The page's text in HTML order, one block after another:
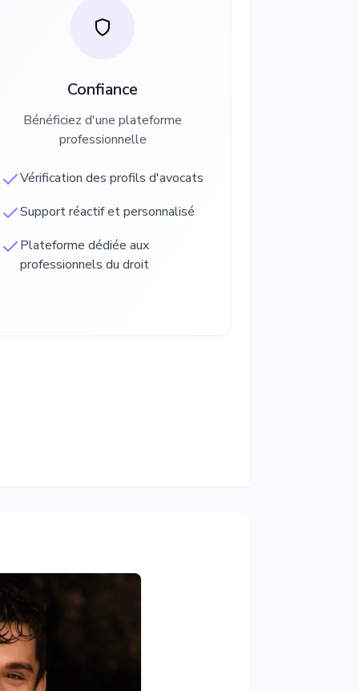
Confiance
Bénéficiez d'une plateforme
professionnelle
Vérification des profils d'avocats
Support réactif et personnalisé
Plateforme dédiée aux
professionnels du droit